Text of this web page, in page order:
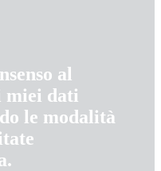
al
miei dati
le modalità